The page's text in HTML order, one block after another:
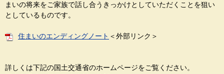
まいの将来をご家族で話し合うきっかけとしていただくことを狙い
としているものです。
住まいのエンディングノート ＜外部リンク＞
詳しくは下記の国土交通省のホームページをご覧ください。